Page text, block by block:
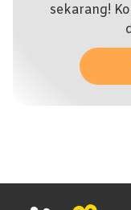
sekarang!